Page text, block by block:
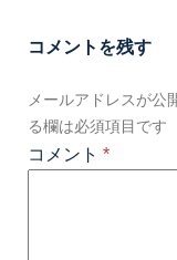
コメントを残す
メールアドレスが公
る欄は必須項目です
コメント *